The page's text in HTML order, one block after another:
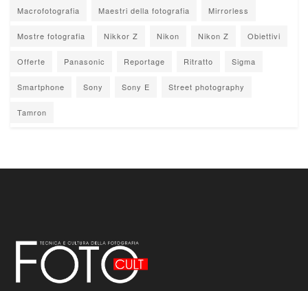
Macrofotografia Maestri della fotografia Mirrorless
Mostre fotografia Nikkor Z Nikon Nikon Z Obiettivi
Offerte Panasonic Reportage Ritratto Sigma
Smartphone Sony Sony E Street photography
Tamron